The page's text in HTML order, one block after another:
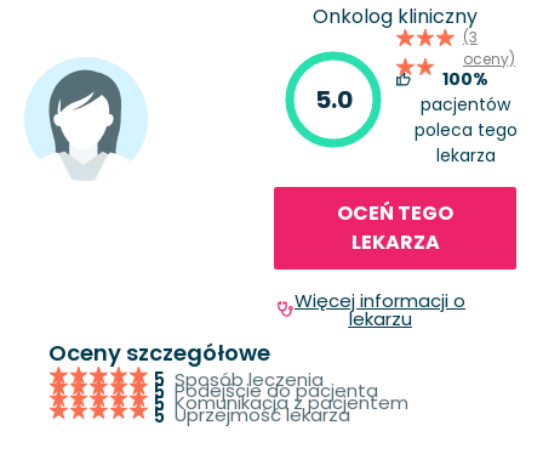
Onkolog kliniczny
5.0
(3
oceny)
100%
pacjentów
poleca tego
lekarza
OCEŃ TEGO
LEKARZA
Więcej informacji o
lekarzu
Oceny szczegółowe
5 Sposób leczenia
5 Podejście do pacjenta
5 Komunikacja z pacjentem
5 Uprzejmość lekarza